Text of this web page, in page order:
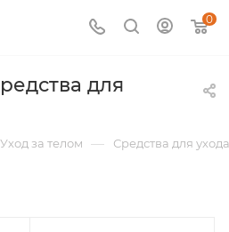
0
для
Уход за телом — Средства для